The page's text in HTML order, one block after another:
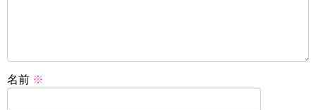
名前 ※